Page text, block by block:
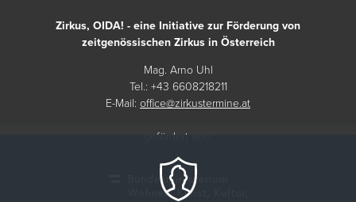
Zirkus, OIDA! - eine Initiative zur Förderung von
zeitgenössischen Zirkus in Österreich
Mag. Arno Uhl
Tel.: +43 6608218211
E-Mail: office@zirkustermine.at
gefördert von: